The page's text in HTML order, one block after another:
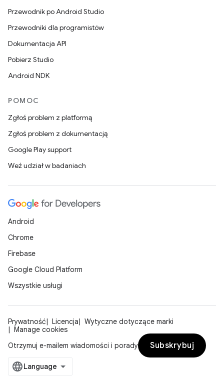
Przewodnik po Android Studio
Przewodniki dla programistów
Dokumentacja API
Pobierz Studio
Android NDK
POMOC
Zgłoś problem z platformą
Zgłoś problem z dokumentacją
Google Play support
Weź udział w badaniach
Android
Chrome
Firebase
Google Cloud Platform
Wszystkie usługi
Prywatność Licencja
Wytyczne dotyczące marki
Manage cookies
Otrzymuj e-mailem wiadomości i porady
Subskrybuj